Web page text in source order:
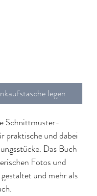
legen
Schnittmuster-
praktische und dabei
Das Buch
Fotos und
und mehr als